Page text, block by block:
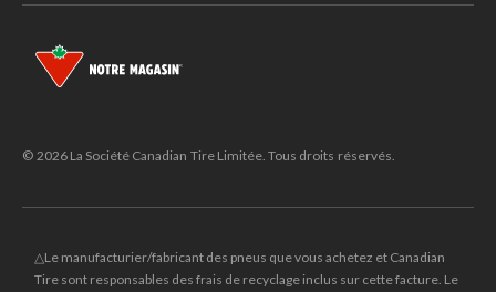
© 2026 La Société Canadian Tire Limitée. Tous droits réservés.
△Le manufacturier/fabricant des pneus que vous achetez et Canadian
Tire sont responsables des frais de recyclage inclus sur cette facture. Le